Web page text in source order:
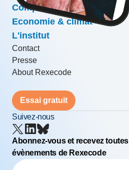
Compétitivité & croissance
Economie & climat
L'institut
Contact
Presse
About Rexecode
Essai gratuit
Suivez-nous
Abonnez-vous et recevez
évènements de Rexecode